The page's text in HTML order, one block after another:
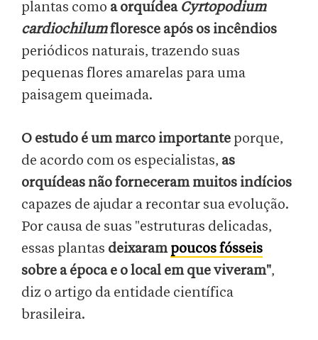
plantas como a orquídea Cyrtopodium
cardiochilumfloresce após os incêndios
periódicos naturais, trazendo suas
pequenas flores amarelas para uma
paisagem queimada.
O estudo é um marco importante porque,
de acordo com os especialistas, as
orquídeas não forneceram muitos indícios
capazes de ajudar a recontar sua evolução.
Por causa de suas "estruturas delicadas,
essas plantas deixarampoucos fósseis
sobre a época e o local em que viveram",
diz o artigo da entidade científica
brasileira.